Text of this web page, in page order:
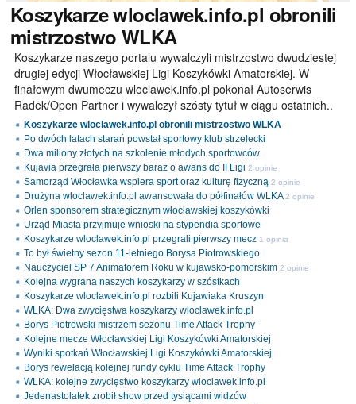
Koszykarzewloclawek.info.pl obronili
mistrzostwo WLKA
Koszykarze naszego portalu wywalczyli mistrzostwo dwudziestej
drugiej edycji Włocławskiej Ligi Koszykówki Amatorskiej. W
finałowym dwumeczu wloclawek.info.pl pokonał Autoserwis
Radek/Open Partner i wywalczył szósty tytuł w ciągu ostatnich..
Koszykarze wloclawek.info.pl obronili mistrzostwo WLKA
Po dwóch latach starań powstał sportowy klub strzelecki
Dwa miliony złotych na szkolenie młodych sportowców
Kujavia przegrała pierwszy baraż o awans do II Ligi 2 opinie
Samorząd Włocławka wspiera sport oraz kulturę fizyczną 2 opinie
Drużyna wloclawek.info.pl awansowała do półfinałów WLKA 2 opinie
Orlen sponsorem strategicznym włocławskiej koszykówki
Urząd Miasta przyjmuje wnioski na stypendia sportowe
Koszykarze wloclawek.info.pl przegrali pierwszy mecz 1 opinia
To był świetny sezon 11-letniego Borysa Piotrowskiego
Nauczyciel SP 7 Animatorem Roku w kujawsko-pomorskim 2 opinie
Kolejna wygrana naszych koszykarzy w szóstkach
Koszykarze wloclawek.info.pl rozbili Kujawiaka Kruszyn
WLKA: Dwa zwycięstwa koszykarzy wloclawek.info.pl
Borys Piotrowski mistrzem sezonu Time Attack Trophy
Kolejne mecze Włocławskiej Ligi Koszykówki Amatorskiej
Wyniki spotkań Włocławskiej Ligi Koszykówki Amatorskiej
Borys rewelacją kolejnej rundy cyklu Time Attack Trophy
WLKA: kolejne zwycięstwo koszykarzy wloclawek.info.pl
Jedenastolatek zrobił show przed tysiącami widzów